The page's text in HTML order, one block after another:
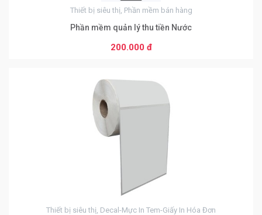
Thiết bị siêu thị, Phần mềm bán hàng
Phần mềm quản lý thu tiền Nước
200.000 đ
Thiết bị siêu thị, Decal-Mực In Tem-Giấy In Hóa Đơn
Từ 51 đến 99 sản phẩm
Từ 10000 sản phẩm